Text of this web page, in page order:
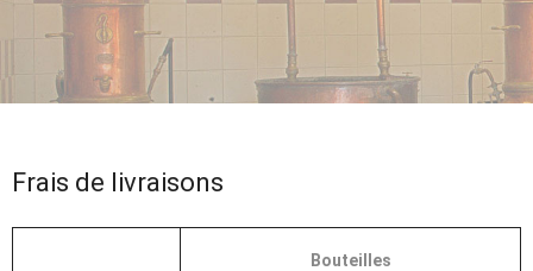
Frais de livraisons
Bouteilles